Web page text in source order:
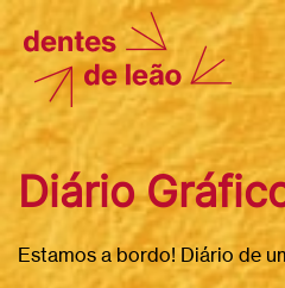
Diário
Estamos a bordo! Diário de